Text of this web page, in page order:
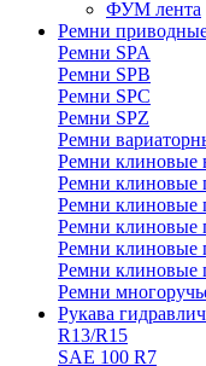
ФУМ лента
Ремни
Ремни SPA
Ремни SPB
Ремни SPC
Ремни SPZ
Ремни
Ремни клиновые
Ремни клиновые
Ремни клиновые
Ремни клиновые
Ремни клиновые
Ремни клиновые
Ремни
Рукава
R13/R15
SAE 100 R7